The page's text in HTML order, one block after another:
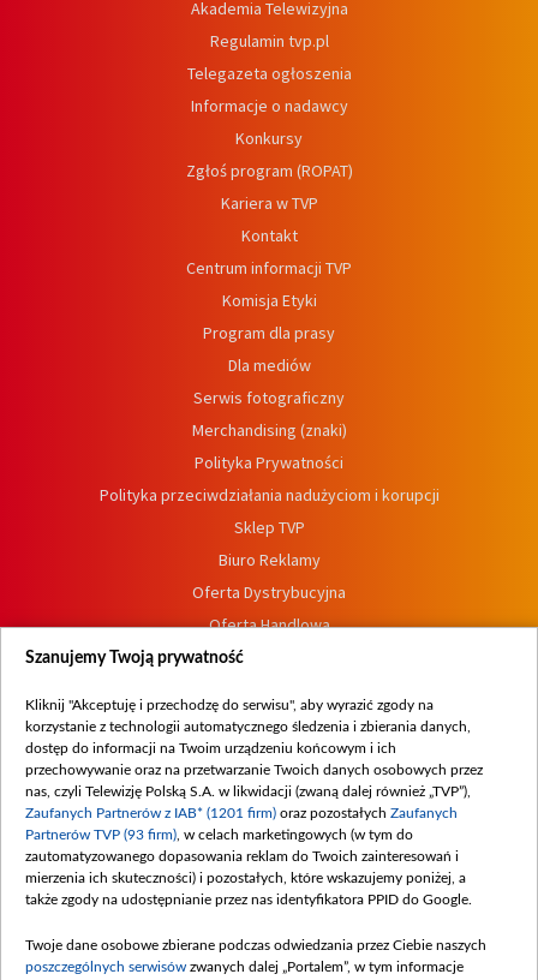
Akademia Telewizyjna
Regulamin tvp.pl
Telegazeta ogłoszenia
Informacje o nadawcy
Konkursy
Zgłoś program (ROPAT)
Kariera w TVP
Kontakt
Centrum informacji TVP
Komisja Etyki
Program dla prasy
Dla mediów
Serwis fotograficzny
Merchandising (znaki)
Polityka Prywatności
Polityka przeciwdziałania nadużyciom i korupcji
Sklep TVP
Biuro Reklamy
Oferta Dystrybucyjna
Oferta Handlowa
Dostępność
Procedura zgłoszeń wewnętrznych
Szanujemy Twoją prywatność
Kliknij "Akceptuję i przechodzę do serwisu", aby wyrazić zgody na
korzystanie z technologii automatycznego śledzenia i zbierania danych,
dostęp do informacji na Twoim urządzeniu końcowym i ich
przechowywanie oraz na przetwarzanie Twoich danych osobowych przez
nas, czyli Telewizję Polską S.A. w likwidacji (zwaną dalej również „TVP”),
Zaufanych Partnerów z IAB* (1201 firm) oraz pozostałych Zaufanych
Partnerów TVP (93 firm) , w celach marketingowych (w tym do
zautomatyzowanego dopasowania reklam do Twoich zainteresowań i
mierzenia ich skuteczności) i pozostałych, które wskazujemy poniżej, a
także zgody na udostępnianie przez nas identyfikatora PPID do Google.
Twoje dane osobowe zbierane podczas odwiedzania przez Ciebie naszych
poszczególnych serwisów zwanych dalej „Portalem”, w tym informacje